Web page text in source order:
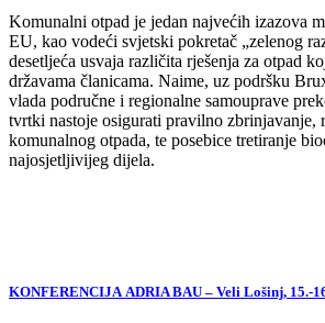
Komunalni otpad je jedan najvećih izazova
EU, kao vodeći svjetski pokretač „zelenog
desetljeća usvaja različita rješenja za otpad
državama članicama. Naime, uz podršku
vlada područne i regionalne samouprave
tvrtki nastoje osigurati pravilno zbrinjavanje,
komunalnog otpada, te posebice tretiranje
najosjetljivijeg dijela.
KONFERENCIJA ADRIA BAU – Veli Lošinj, 15.-